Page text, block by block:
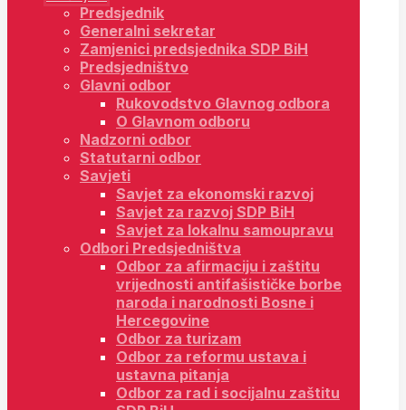
Predsjednik
Generalni sekretar
Zamjenici predsjednika SDP BiH
Predsjedništvo
Glavni odbor
Rukovodstvo Glavnog odbora
O Glavnom odboru
Nadzorni odbor
Statutarni odbor
Savjeti
Savjet za ekonomski razvoj
Savjet za razvoj SDP BiH
Savjet za lokalnu samoupravu
Odbori Predsjedništva
Odbor za afirmaciju i zaštitu
vrijednosti antifašističke borbe
naroda i narodnosti Bosne i
Hercegovine
Odbor za turizam
Odbor za reformu ustava i
ustavna pitanja
Odbor za rad i socijalnu zaštitu